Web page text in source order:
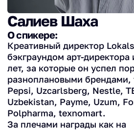
Салиев Шаха
О спикере:
Креативный директор
бэкграундом арт-
лет, за которые он успел
разноплановыми брендами,
Pepsi, Uzcarlsberg, Nestle,
Uzbekistan, Paymе, Uzum,
Polpharma, texnomart.
За плечами награды как на